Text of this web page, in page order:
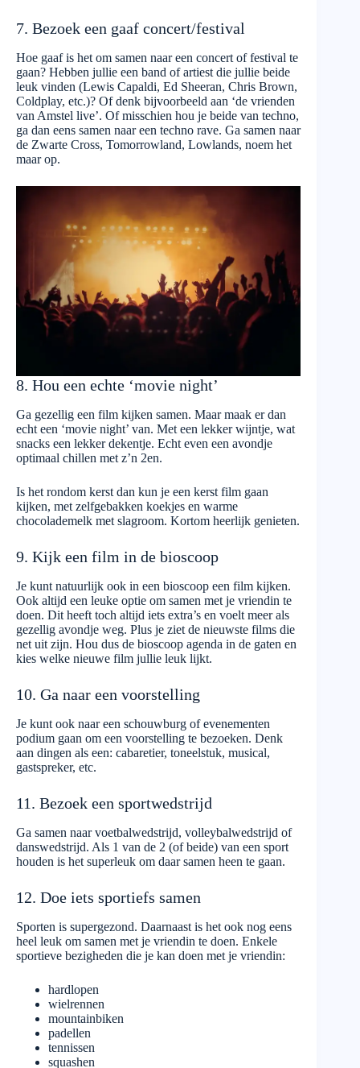
7. Bezoek een gaaf concert/festival
Hoe gaaf is het om samen naar een concert of festival te
gaan? Hebben jullie een band of artiest die jullie beide
leuk vinden (Lewis Capaldi, Ed Sheeran, Chris Brown,
Coldplay, etc.)? Of denk bijvoorbeeld aan ‘de vrienden
van Amstel live’. Of misschien hou je beide van techno,
ga dan eens samen naar een techno rave. Ga samen naar
de Zwarte Cross, Tomorrowland, Lowlands, noem het
maar op.
8. Hou een echte ‘movie night’
Ga gezellig een film kijken samen. Maar maak er dan
echt een ‘movie night’ van. Met een lekker wijntje, wat
snacks een lekker dekentje. Echt even een avondje
optimaal chillen met z’n 2en.
Is het rondom kerst dan kun je een kerst film gaan
kijken, met zelfgebakken koekjes en warme
chocolademelk met slagroom. Kortom heerlijk genieten.
9. Kijk een film in de bioscoop
Je kunt natuurlijk ook in een bioscoop een film kijken.
Ook altijd een leuke optie om samen met je vriendin te
doen. Dit heeft toch altijd iets extra’s en voelt meer als
gezellig avondje weg. Plus je ziet de nieuwste films die
net uit zijn. Hou dus de bioscoop agenda in de gaten en
kies welke nieuwe film jullie leuk lijkt.
10. Ga naar een voorstelling
Je kunt ook naar een schouwburg of evenementen
podium gaan om een voorstelling te bezoeken. Denk
aan dingen als een: cabaretier, toneelstuk, musical,
gastspreker, etc.
11. Bezoek een sportwedstrijd
Ga samen naar voetbalwedstrijd, volleybalwedstrijd of
danswedstrijd. Als 1 van de 2 (of beide) van een sport
houden is het superleuk om daar samen heen te gaan.
12. Doe iets sportiefs samen
Sporten is supergezond. Daarnaast is het ook nog eens
heel leuk om samen met je vriendin te doen. Enkele
sportieve bezigheden die je kan doen met je vriendin:
hardlopen
wielrennen
mountainbiken
padellen
tennissen
squashen